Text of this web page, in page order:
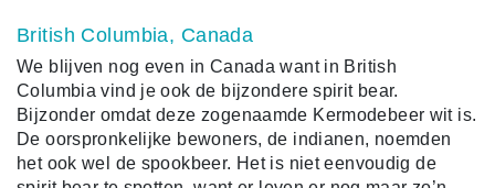
British Columbia, Canada
We blijven nog even in Canada want in British
Columbia vind je ook de bijzondere spirit bear.
Bijzonder omdat deze zogenaamde Kermodebeer wit is.
De oorspronkelijke bewoners, de indianen, noemden
het ook wel de spookbeer. Het is niet eenvoudig de